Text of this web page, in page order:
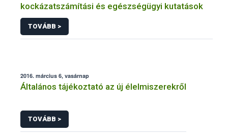
kockázatszámítási és egészségügyi kutatások
TOVÁBB >
2016. március 6, vasárnap
Általános tájékoztató az új élelmiszerekről
TOVÁBB >